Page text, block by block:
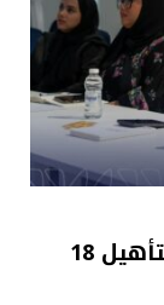
وادي جدة” تطلق معسكرًا رياديًا لتأهيل 18